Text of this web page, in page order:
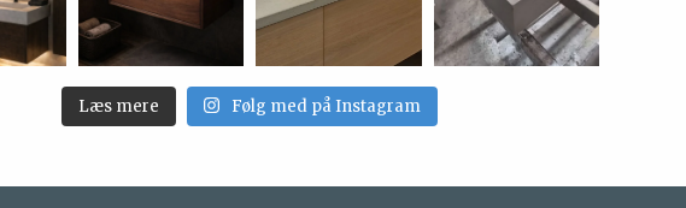
Læs mere Følg med på Instagram